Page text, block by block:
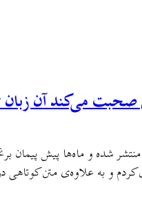
می‌کند آن زبان
شده و ماه‌ها پیش پیمان
کردم و به علاوه‌ی متن کوتاهی